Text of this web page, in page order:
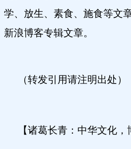
学、放生、素食、施食等文
新浪博客专辑文章。
（转发引用请注明出处）
【诸葛长青：中华文化，